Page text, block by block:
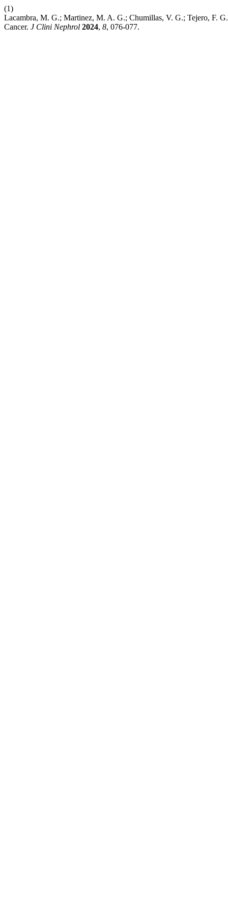
(1)
Lacambra, M. G.; Martinez, M. A. G.; Chumillas, V. G.; Tejero, F.
Cancer. J Clini Nephrol 2024, 8, 076-077.